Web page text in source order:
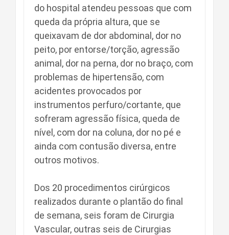
do hospital atendeu pessoas que com
queda da própria altura, que se
queixavam de dor abdominal, dor no
peito, por entorse/torção, agressão
animal, dor na perna, dor no braço, com
problemas de hipertensão, com
acidentes provocados por
instrumentos perfuro/cortante, que
sofreram agressão física, queda de
nível, com dor na coluna, dor no pé e
ainda com contusão diversa, entre
outros motivos.
Dos 20 procedimentos cirúrgicos
realizados durante o plantão do final
de semana, seis foram de Cirurgia
Vascular, outras seis de Cirurgias